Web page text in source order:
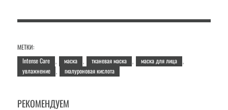
МЕТКИ:
Intense Care
маска тканевая маска маска для лица
увлажнение гиалуроновая кислота
РЕКОМЕНДУЕМ